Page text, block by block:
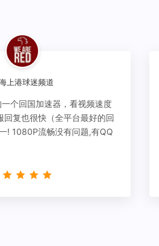
上港球迷频道
个回国加速器，看视频速度
回复也很快（全平台最好的回
! 1080P流畅没有问题,有QQ